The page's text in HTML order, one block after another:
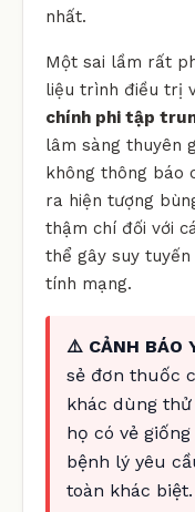
nhất.
Một sai lầm rất
liệu trình điều trị
chính phi tập
lâm sàng thuyên
không thông báo
ra hiện tượng
thậm chí đối với
thể gây suy
tính mạng.
⚠️ CẢNH BÁO
sẻ đơn thuốc
khác dùng
họ có vẻ
bệnh lý yêu
toàn khác biệt.